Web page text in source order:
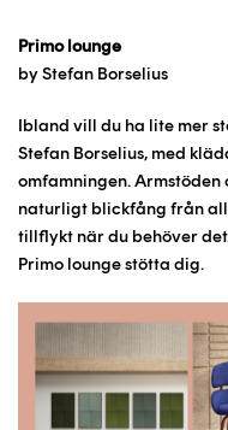
Primo lounge
by Stefan Borselius
Ibland vill du ha lite mer
Stefan Borselius, med
omfamningen.
naturligt blickfång från
tillflykt när du behöver
Primo lounge stötta dig.